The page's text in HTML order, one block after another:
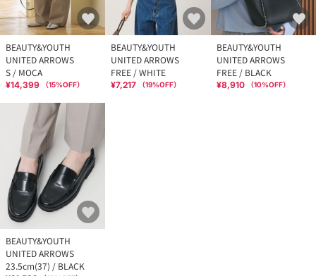
BEAUTY&YOUTH
UNITED ARROWS
S / MOCA
¥14,399 （15%OFF）
BEAUTY&YOUTH
UNITED ARROWS
FREE / WHITE
¥7,217 （19%OFF）
BEAUTY&YOUTH
UNITED ARROWS
FREE / BLACK
¥8,910 （10%OFF）
BEAUTY&YOUTH
UNITED ARROWS
23.5cm(37) / BLACK